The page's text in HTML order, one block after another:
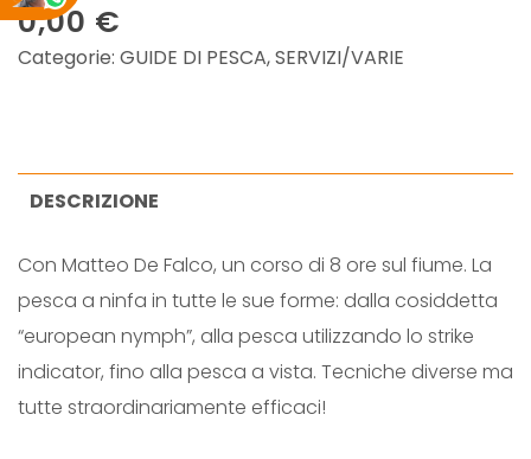
0,00 €
Categorie: GUIDE DI PESCA,SERVIZI/VARIE
DESCRIZIONE
Con Matteo De Falco, un corso di 8 ore sul fiume. La
pesca a ninfa in tutte le sue forme: dalla cosiddetta
“european nymph”, alla pesca utilizzando lo strike
indicator, fino alla pesca a vista. Tecniche diverse ma
tutte straordinariamente efficaci!